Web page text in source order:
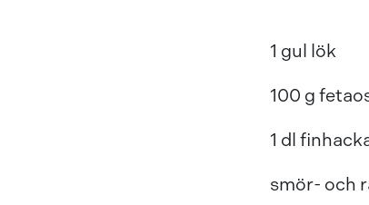
1 gul lök
100 g
1 dl
smör- och